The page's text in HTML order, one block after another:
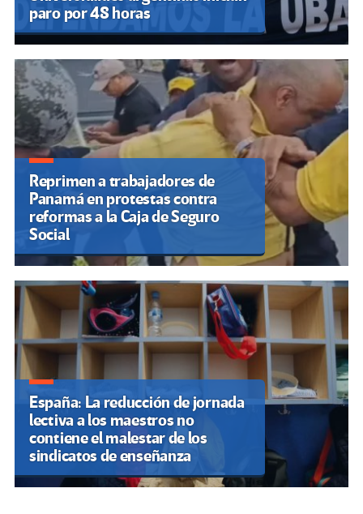
paro por 48 horas
Reprimen a trabajadores de
Panamá en protestas contra
reformas a la Caja de Seguro
Social
España: La reducción de jornada
lectiva a los maestros no
contiene el malestar de los
sindicatos de enseñanza